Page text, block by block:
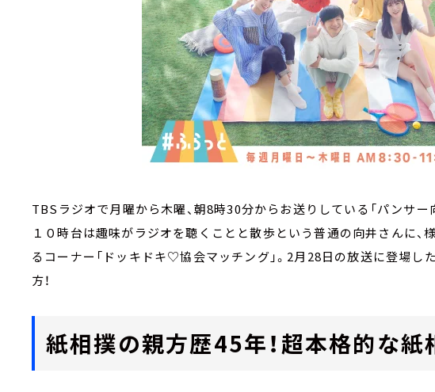
TBSラジオで月曜から木曜、朝8時30分からお送りしている「パンサー
１０時台は趣味がラジオを聴くことと散歩という普通の向井さんに、
るコーナー「ドッキドキ♡協会マッチング」。2月28日の放送に登場し
方！
紙相撲の親方歴45年！超本格的な紙